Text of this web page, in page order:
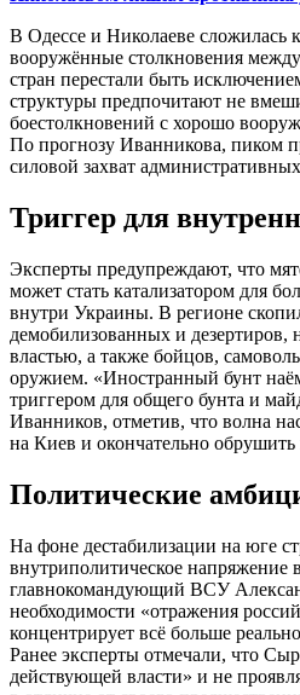
В Одессе и Николаеве сложилась
вооружённые столкновения
стран перестали быть
структуры предпочитают не
боестолкновений с хорошо
По прогнозу Иванникова, пиком
силовой захват
Триггер для
Эксперты предупреждают, что
может стать катализатором для
внутри Украины. В регионе
демобилизованных и дезертиров,
властью, а также бойцов,
оружием. «Иностранный бунт
триггером для общего бунта и
Иванников, отметив, что волна
на Киев и окончательно обрушить
Политические
На фоне дестабилизации на юге
внутриполитическое напряжение
главнокомандующий ВСУ
необходимости «отражения
концентрирует всё больше
Ранее эксперты отмечали, что
действующей власти» и не